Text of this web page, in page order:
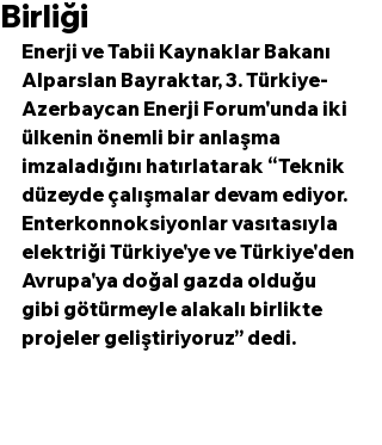
Birliği
Enerji ve Tabii Kaynaklar Bakanı
Alparslan Bayraktar, 3. Türkiye-
Azerbaycan Enerji Forum'unda iki
ülkenin önemli bir anlaşma
imzaladığını hatırlatarak “Teknik
düzeyde çalışmalar devam ediyor.
Enterkonnoksiyonlar vasıtasıyla
elektriği Türkiye'ye ve Türkiye'den
Avrupa'ya doğal gazda olduğu
gibi götürmeyle alakalı birlikte
projeler geliştiriyoruz” dedi.